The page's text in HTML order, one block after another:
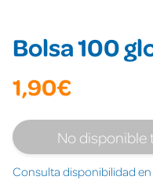
Bolsa 100
1,90€
No
Consulta disponibilidad